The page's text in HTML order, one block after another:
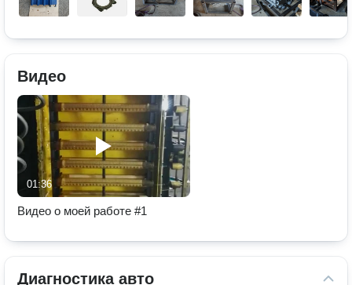
Видео
01:36
Видео о моей работе #1
Диагностика авто